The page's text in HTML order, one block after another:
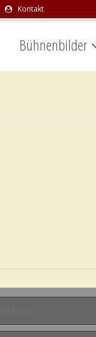
Kontakt
Bühnenbilder